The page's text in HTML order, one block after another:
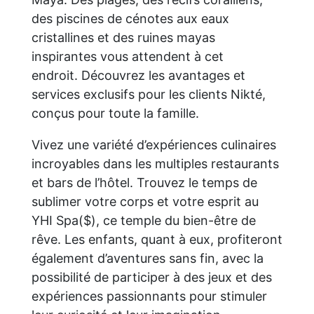
des piscines de cénotes aux eaux
cristallines et des ruines mayas
inspirantes vous attendent à cet
endroit. Découvrez les avantages et
services exclusifs pour les clients Nikté,
conçus pour toute la famille.
Vivez une variété d’expériences culinaires
incroyables dans les multiples restaurants
et bars de l’hôtel. Trouvez le temps de
sublimer votre corps et votre esprit au
YHI Spa($), ce temple du bien-être de
rêve. Les enfants, quant à eux, profiteront
également d’aventures sans fin, avec la
possibilité de participer à des jeux et des
expériences passionnants pour stimuler